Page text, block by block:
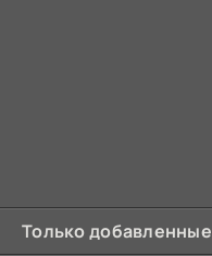
Только добавленные